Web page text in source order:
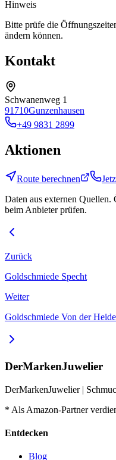
Hinweis
Bitte prüfe die
ändern können.
Kontakt
Schwanenweg 1
91710Gunzenhausen
+49 9831 2899
Aktionen
Route berechnen
Daten aus externen
beim Anbieter prüfen.
Zurück
Goldschmiede Specht
Weiter
Goldschmiede Von der
DerMarkenJuwelier
DerMarkenJuwelier |
* Als Amazon-Partner
Entdecken
Blog